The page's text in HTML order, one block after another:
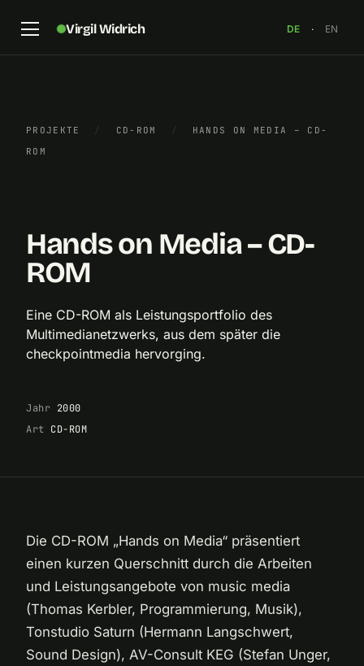
Virgil Widrich DE · EN
PROJEKTE / CD-ROM /
HANDS ON MEDIA – CD-
ROM
CD-ROM „Hands on Media“, 2000
Hands on Media – CD-
ROM
Eine CD-ROM als Leistungsportfolio des
Multimedianetzwerks, aus dem später die
checkpointmedia hervorging.
Jahr 2000
Art
CD-ROM
Die CD-ROM „Hands on Media“ präsentiert
einen kurzen Querschnitt durch die Arbeiten
und Leistungsangebote von music media
(Thomas Kerbler, Programmierung, Musik),
Tonstudio Saturn (Hermann Langschwert,
Sound Design), AV-Consult KEG (Stefan Unger,